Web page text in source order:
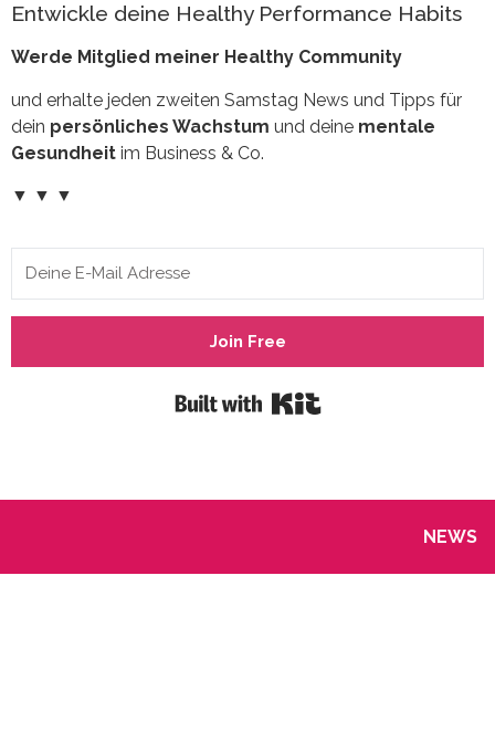
Entwickle deine Healthy Performance Habits
Werde Mitglied meiner Healthy Community
und erhalte jeden zweiten Samstag News und Tipps für
dein persönliches Wachstum und deine mentale
Gesundheit im Business & Co.
▼ ▼ ▼
Join Free
NEWS